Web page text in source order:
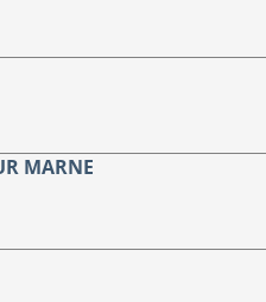
MARNE